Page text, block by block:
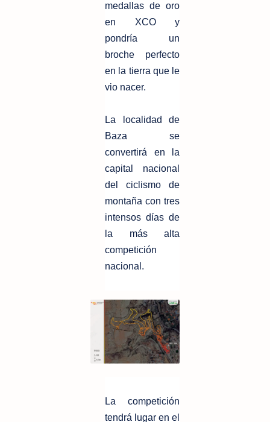
medallas de oro
en XCO y
pondría un
broche perfecto
en la tierra que le
vio nacer.
​​La localidad de
Baza se
convertirá en la
capital nacional
del ciclismo de
montaña con tres
intensos días de
la más alta
competición
nacional.
La competición
tendrá lugar en el